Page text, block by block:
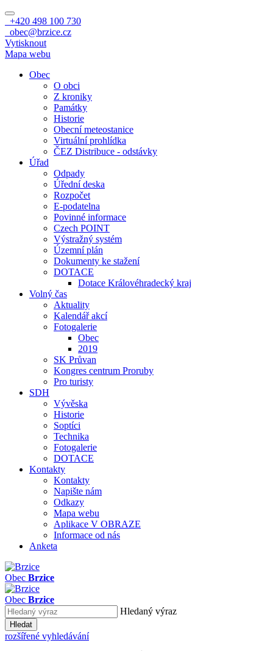
+420 498 100 730
obec@brzice.cz
Vytisknout
Mapa webu
Obec
O obci
Z kroniky
Památky
Historie
Obecní meteostanice
Virtuální prohlídka
ČEZ Distribuce - odstávky
Úřad
Odpady
Úřední deska
Rozpočet
E-podatelna
Povinné informace
Czech POINT
Výstražný systém
Územní plán
Dokumenty ke stažení
DOTACE
Dotace Královéhradecký kraj
Volný čas
Aktuality
Kalendář akcí
Fotogalerie
Obec
2019
SK Průvan
Kongres centrum Proruby
Pro turisty
SDH
Vývěska
Historie
Soptíci
Technika
Fotogalerie
DOTACE
Kontakty
Kontakty
Napište nám
Odkazy
Mapa webu
Aplikace V OBRAZE
Informace od nás
Anketa
Obec Brzice
Obec Brzice
Hledaný výraz
Hledat
rozšířené vyhledávání